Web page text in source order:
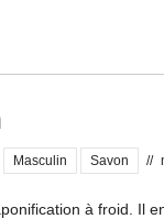
Masculin Savon //
à froid. Il